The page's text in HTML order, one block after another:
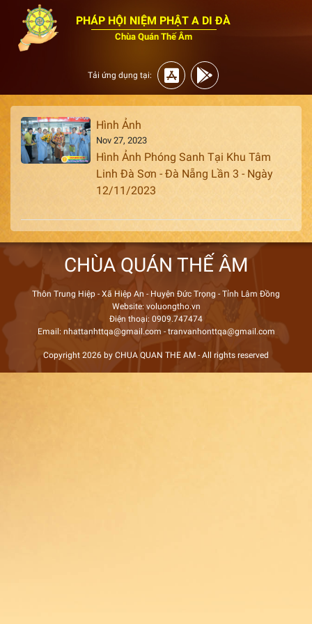
PHÁP HỘI NIỆM PHẬT A DI ĐÀ
Chùa Quán Thế Âm
Tải ứng dụng tại:
Hình Ảnh
Nov 27, 2023
Hình Ảnh Phóng Sanh Tại Khu Tâm
Linh Đà Sơn - Đà Nẵng Lần 3 - Ngày
12/11/2023
CHÙA QUÁN THẾ ÂM
Thôn Trung Hiệp - Xã Hiệp An - Huyện Đức Trọng - Tỉnh Lâm Đồng
Website: voluongtho.vn
Điện thoại: 0909.747474
Email: nhattanhttqa@gmail.com - tranvanhonttqa@gmail.com
Copyright 2026 by CHUA QUAN THE AM - All rights reserved